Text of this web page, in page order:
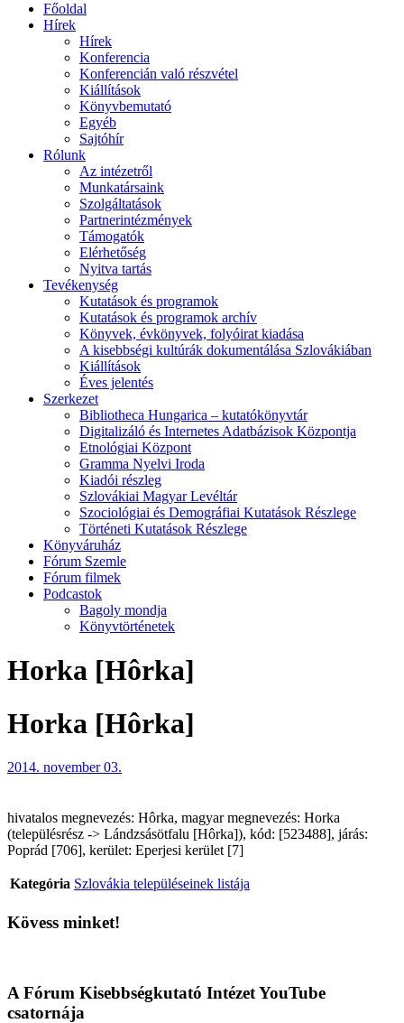
Főoldal
Hírek
Hírek
Konferencia
Konferencián való részvétel
Kiállítások
Könyvbemutató
Egyéb
Sajtóhír
Rólunk
Az intézetről
Munkatársaink
Szolgáltatások
Partnerintézmények
Támogatók
Elérhetőség
Nyitva tartás
Tevékenység
Kutatások és programok
Kutatások és programok archív
Könyvek, évkönyvek, folyóirat kiadása
A kisebbségi kultúrák dokumentálása Szlovákiában
Kiállítások
Éves jelentés
Szerkezet
Bibliotheca Hungarica – kutatókönyvtár
Digitalizáló és Internetes Adatbázisok Központja
Etnológiai Központ
Gramma Nyelvi Iroda
Kiadói részleg
Szlovákiai Magyar Levéltár
Szociológiai és Demográfiai Kutatások Részlege
Történeti Kutatások Részlege
Könyváruház
Fórum Szemle
Fórum filmek
Podcastok
Bagoly mondja
Könyvtörténetek
Horka [Hôrka]
Horka [Hôrka]
2014. november 03.
hivatalos megnevezés: Hôrka, magyar megnevezés: Horka
(településrész -> Lándzsásötfalu [Hôrka]), kód: [523488], járás:
Poprád [706], kerület: Eperjesi kerület [7]
Kategória Szlovákia településeinek listája
Kövess minket!
A Fórum Kisebbségkutató Intézet YouTube
csatornája